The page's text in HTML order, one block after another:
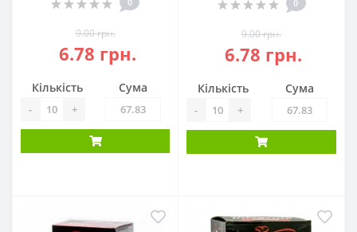
9.00 грн.
6.78 грн.
Кількість
- +
Сума
0
9.00 грн.
6.78 грн.
Кількість
- +
Сума